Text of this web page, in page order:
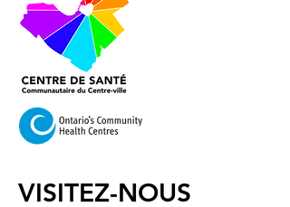
VISITEZ-NOUS